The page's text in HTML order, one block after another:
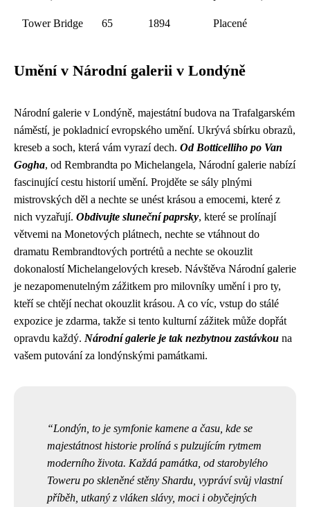
Tower Bridge 65 1894 Placené
Umění v Národní galerii v Londýně
Národní galerie v Londýně, majestátní budova na Trafalgarském
náměstí, je pokladnicí evropského umění. Ukrývá sbírku obrazů,
kreseb a soch, která vám vyrazí dech. Od Botticelliho po Van
Gogha, od Rembrandta po Michelangela, Národní galerie nabízí
fascinující cestu historií umění. Projděte se sály plnými
mistrovských děl a nechte se unést krásou a emocemi, které z
nich vyzařují. Obdivujte sluneční paprsky, které se prolínají
větvemi na Monetových plátnech, nechte se vtáhnout do
dramatu Rembrandtových portrétů a nechte se okouzlit
dokonalostí Michelangelových kreseb. Návštěva Národní galerie
je nezapomenutelným zážitkem pro milovníky umění i pro ty,
kteří se chtějí nechat okouzlit krásou. A co víc, vstup do stálé
expozice je zdarma, takže si tento kulturní zážitek může dopřát
opravdu každý. Národní galerie je tak nezbytnou zastávkou na
vašem putování za londýnskými památkami.
Londýn, to je symfonie kamene a času, kde se
majestátnost historie prolíná s pulzujícím rytmem
moderního života. Každá památka, od starobylého
Toweru po skleněné stěny Shardu, vypráví svůj vlastní
příběh, utkaný z vláken slávy, moci i obyčejných